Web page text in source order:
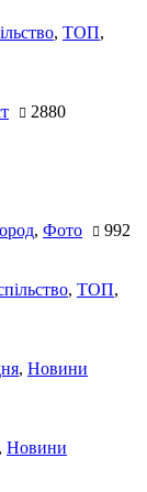
, ТОП,
2880
, Фото 992
, ТОП,
, Новини
, Новини